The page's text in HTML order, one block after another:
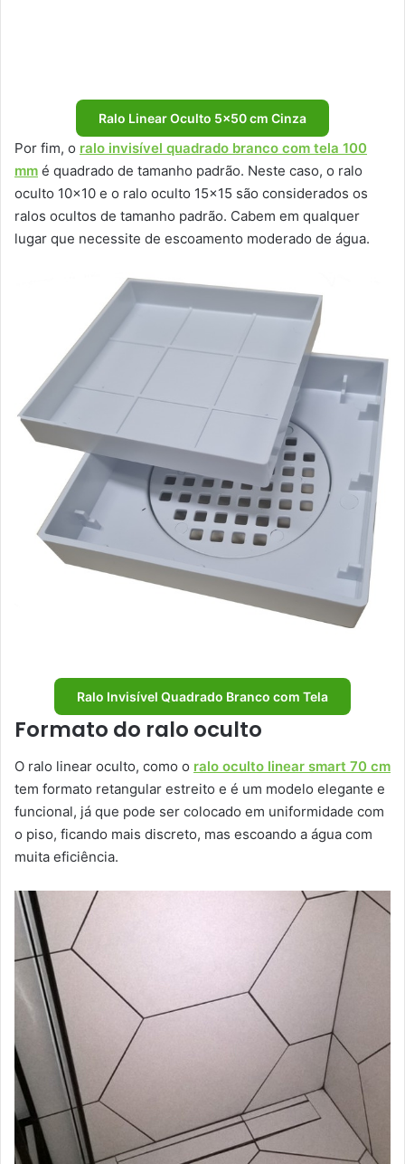
Ralo Linear Oculto 5×50 cm Cinza
Por fim, o ralo invisível quadrado branco com tela 100
mm é quadrado de tamanho padrão. Neste caso, o ralo
oculto 10×10 e o ralo oculto 15×15 são considerados os
ralos ocultos de tamanho padrão. Cabem em qualquer
lugar que necessite de escoamento moderado de água.
Ralo Invisível Quadrado Branco com Tela
Formato do ralo oculto
O ralo linear oculto, como o ralo oculto linear smart 70 cm
tem formato retangular estreito e é um modelo elegante e
funcional, já que pode ser colocado em uniformidade com
o piso, ficando mais discreto, mas escoando a água com
muita eficiência.